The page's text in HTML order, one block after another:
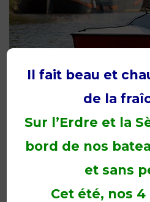
Il fait beau et
de la
Sur l’Erdre et la
bord de nos
et sans
Cet été, nos